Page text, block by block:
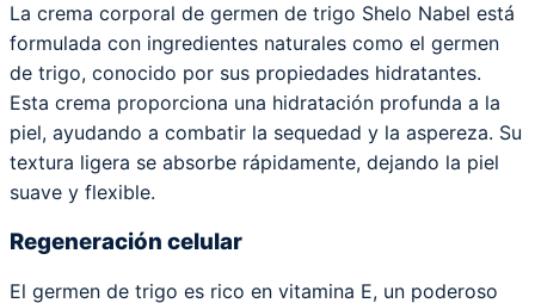
La crema corporal de germen de trigo Shelo Nabel está
formulada con ingredientes naturales como el germen
de trigo, conocido por sus propiedades hidratantes.
Esta crema proporciona una hidratación profunda a la
piel, ayudando a combatir la sequedad y la aspereza. Su
textura ligera se absorbe rápidamente, dejando la piel
suave y flexible.
Regeneración celular
El germen de trigo es rico en vitamina E, un poderoso